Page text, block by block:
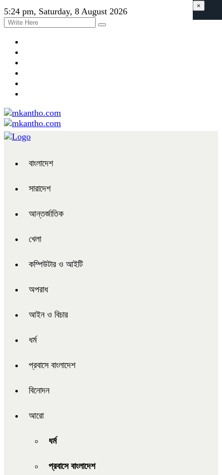
5:24 pm, Saturday, 8 August 2026
বাংলাদেশ
সারাদেশ
আন্তর্জাতিক
খেলা
কম্পিউটার ও আইটি
অপরাধ
আইন ও বিচার
ধর্ম
প্রবাসে বাংলাদেশ
বিনোদন
আরো
ধর্ম
প্রবাসে বাংলাদেশ
×